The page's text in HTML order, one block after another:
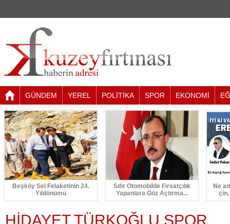
GÜNDEM YEREL POLİTİKA SPOR EKONOMİ
Beşköy Sel Felaketinin 24.
Yıldönümü
Sıfır Otomobilde Fırsatçılık
Yapanlara Göz Açtırma...
Ne
HİDAYET TÜRKOĞLU SPOR